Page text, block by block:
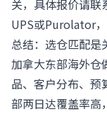
关，具体报价请联
UPS或Purolator，
总结：选仓匹配是
加拿大东部海外仓
品、客户分布、预
部两日达覆盖率